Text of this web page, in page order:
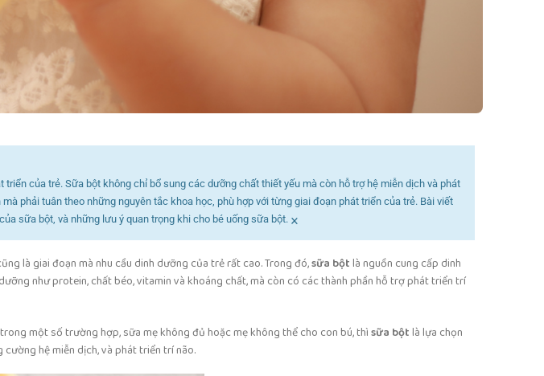
của trẻ. Sữa bột không chỉ bổ sung các dưỡng chất thiết yếu mà còn hỗ trợ hệ miễn dịch và phát
phải tuân theo những nguyên tắc khoa học, phù hợp với từng giai đoạn phát triển của trẻ. Bài viết
sữa bột, và những lưu ý quan trọng khi cho bé uống sữa bột. ×
là giai đoạn mà nhu cầu dinh dưỡng của trẻ rất cao. Trong đó,sữa bộtlà nguồn cung cấp dinh
như protein, chất béo, vitamin và khoáng chất, mà còn có các thành phần hỗ trợ phát triển trí
một số trường hợp, sữa mẹ không đủ hoặc mẹ không thể cho con bú, thìsữa bộtlà lựa chọn
hệ miễn dịch, và phát triển trí não.